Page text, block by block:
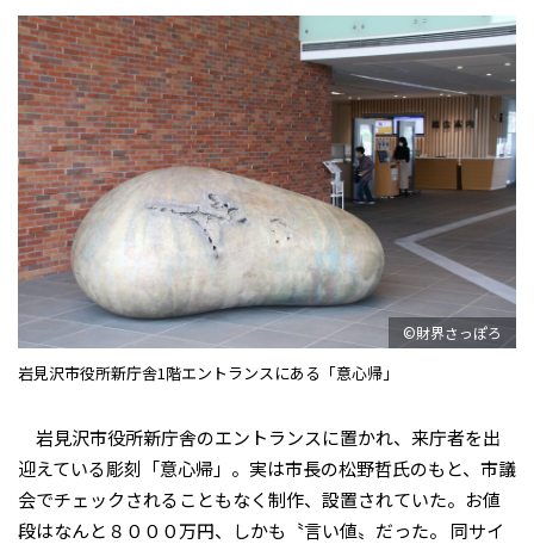
©財界さっぽろ
岩見沢市役所新庁舎1階エントランスにある「意心帰」
岩見沢市役所新庁舎のエントランスに置かれ、来庁者を出
迎えている彫刻「意心帰」。実は市長の松野哲氏のもと、市議
会でチェックされることもなく制作、設置されていた。お値
段はなんと８０００万円、しかも〝言い値〟だった。 同サイ